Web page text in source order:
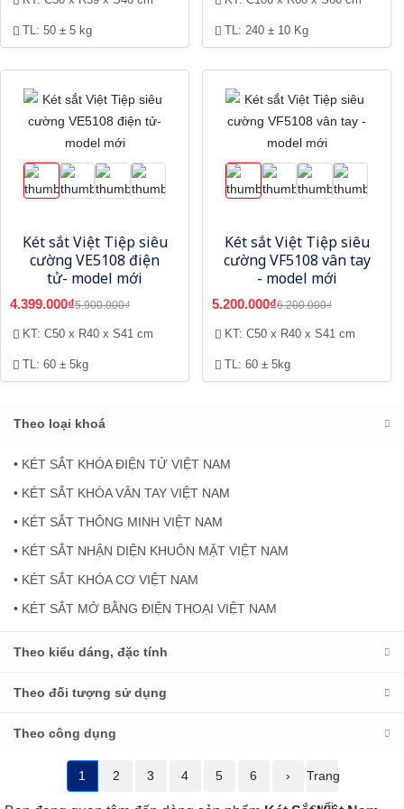
TL: 50 ± 5 kg TL: 240 ± 10 Kg
Két sắt Việt Tiệp siêu
cường VE5108 điện
tử- model mới
4.399.000₫5.900.000₫
KT: C50 x R40 x S41 cm
TL: 60 ± 5kg
Két sắt Việt Tiệp siêu
cường VF5108 vân tay
- model mới
5.200.000₫6.200.000₫
KT: C50 x R40 x S41 cm
TL: 60 ± 5kg
Theo loại khoá
• KÉT SẮT KHÓA ĐIỆN TỬ VIỆT NAM
• KÉT SẮT KHÓA VÂN TAY VIỆT NAM
• KÉT SẮT THÔNG MINH VIỆT NAM
• KÉT SẮT NHẬN DIỆN KHUÔN MẶT VIỆT NAM
• KÉT SẮT KHÓA CƠ VIỆT NAM
• KÉT SẮT MỞ BẰNG ĐIỆN THOẠI VIỆT NAM
Theo kiểu dáng, đặc tính
Theo đối tượng sử dụng
Theo công dụng
1 2 3 4 5 6 › Trang